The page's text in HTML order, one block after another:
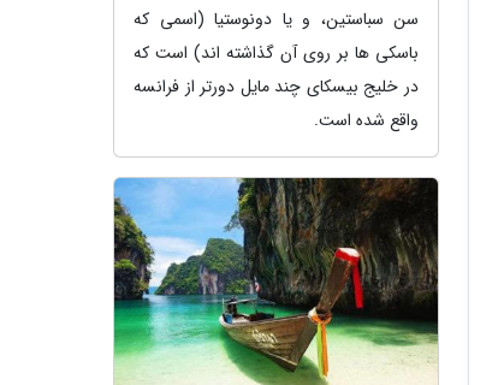
سن سباستین، و یا دونوستیا (اسمی که
باسکی ها بر روی آن گذاشته اند) است که
در خلیج بیسکای چند مایل دورتر از فرانسه
واقع شده است.